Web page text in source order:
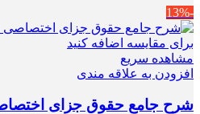
-13%
برای مقایسه اضافه کنید
مشاهده سریع
افزودن به علاقه مندی
شرح جامع حقوق جزای